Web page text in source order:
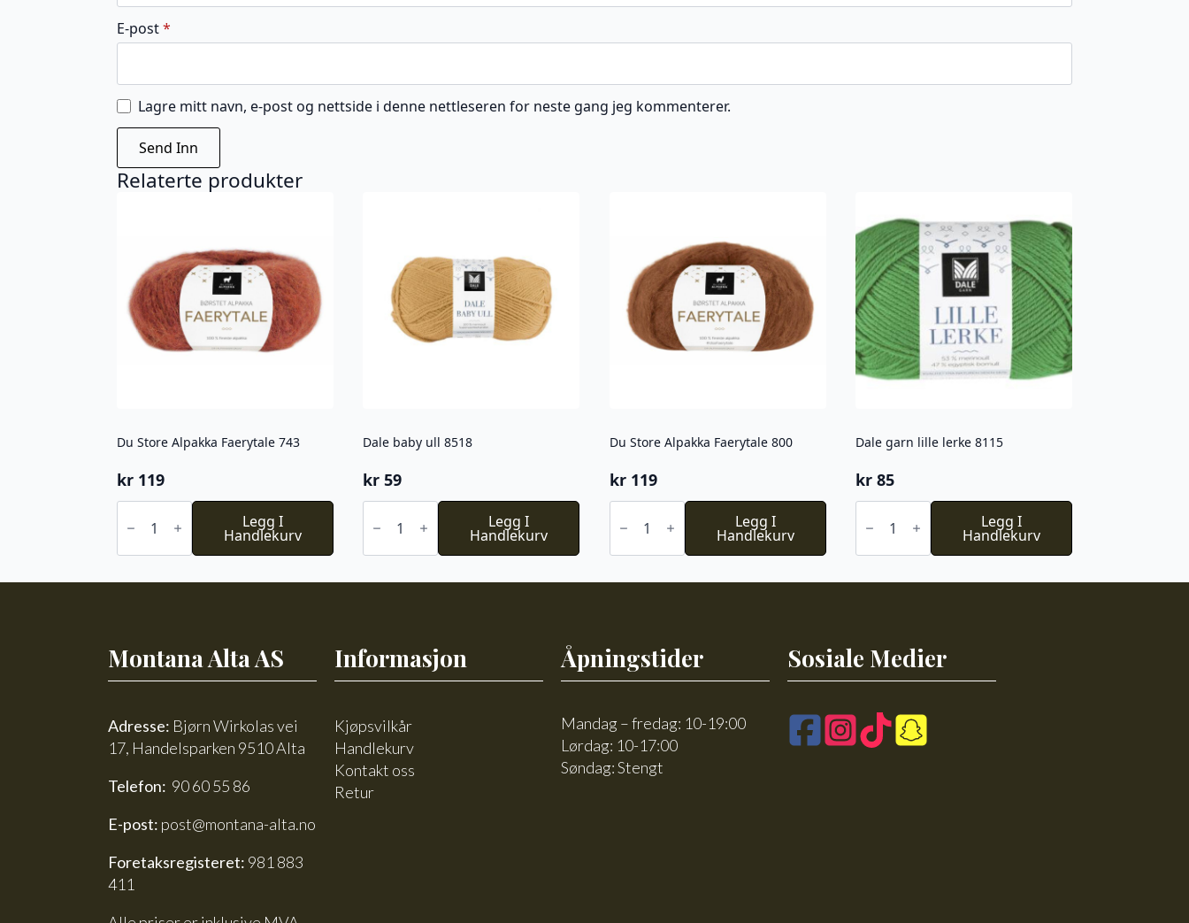
E-post*
Lagre mitt navn, e-post og nettside i denne nettleseren for neste gang jeg kommenterer.
Relaterte produkter
Du Store Alpakka Faerytale 743
kr 119
Du
Store
Alpakka
Faerytale
antall
Legg I
Handlekurv
Dale baby ull 8518
kr 59
Dale
ull
8518
Legg I
Handlekurv
Du Store Alpakka Faerytale 800
kr119
Du
Store
Alpakka
Faerytale
antall
Legg I
Handlekurv
Dale garn lille lerke 8115
kr 85
Dale
lille
lerke
antall
Legg I
Handlekurv
Montana Alta AS
Adresse: Bjørn Wirkolas vei
17, Handelsparken 9510 Alta
Telefon: 90 60 55 86
E-post: post@montana-alta.no
Foretaksregisteret: 981 883
411
Informasjon
Kjøpsvilkår
Handlekurv
Kontakt oss
Retur
Åpningstider
Mandag – fredag: 10-19:00
Lørdag: 10-17:00
Søndag: Stengt
Sosiale Medier